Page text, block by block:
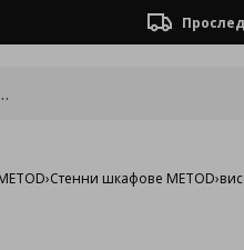
›Стенни шкафове METOD›